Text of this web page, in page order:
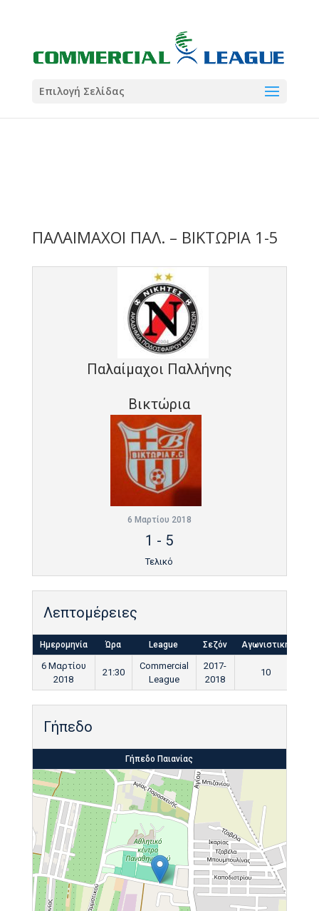
Coral
Σωματείο ΣΟΛ
Coral
5
Επιλογή Σελίδας
ΠΑΛΑΙΜΑΧΟΙ ΠΑΛ. – ΒΙΚΤΩΡΙΑ 1-5
Παλαίμαχοι Παλλήνης
Βικτώρια
6 Μαρτίου 2018
1 - 5
Τελικό
Λεπτομέρειες
Ημερομηνία Ώρα League Σεζόν Αγωνιστική
6 Μαρτίου
2018
21:30
Commercial
League
2017-
2018
10
Γήπεδο
Γήπεδο Παιανίας